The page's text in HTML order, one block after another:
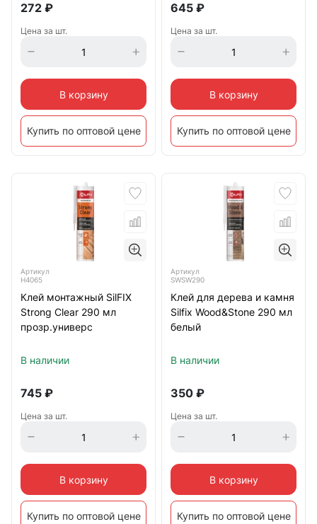
272 ₽
Цена за шт.
В корзину
Купить по оптовой цене
645 ₽
Цена за шт.
В корзину
Купить по оптовой цене
Артикул
H4065
Клей монтажный SilFIX
Strong Clear 290 мл
прозр.универс
В наличии
745 ₽
Цена за шт.
В корзину
Купить по оптовой цене
Артикул
SWSW290
Клей для дерева и камня
Silfix Wood&Stone 290 мл
белый
В наличии
350 ₽
Цена за шт.
В корзину
Купить по оптовой цене